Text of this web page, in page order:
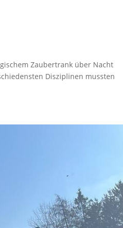
Zaubertrank über Nacht
Disziplinen mussten